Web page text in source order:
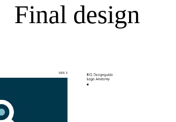
Final design